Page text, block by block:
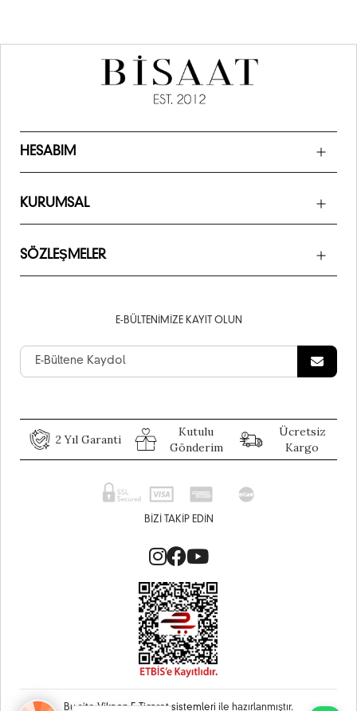
HESABIM
KURUMSAL
SÖZLEŞMELER
E-BÜLTENIMIZE KAYIT OLUN
2 Yıl Garanti
Kutulu
Gönderim
Ücretsiz
Kargo
BIZI TAKIP EDIN
Bu siteVikaon E-Ticaret sistemleri ile hazırlanmıştır.